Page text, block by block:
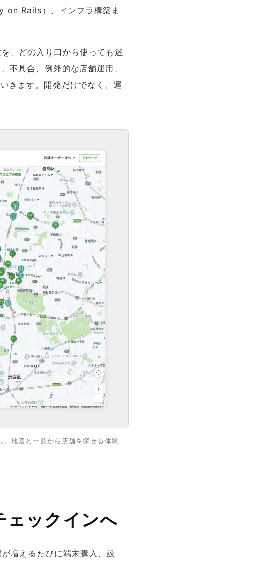
on Rails）、インフラ構築ま
、どの入り口から使っても迷
不具合、例外的な店舗運用、
きます。開発だけでなく、運
地図と一覧から店舗を探せる体験
ェックインへ
増えるたびに端末購入、設